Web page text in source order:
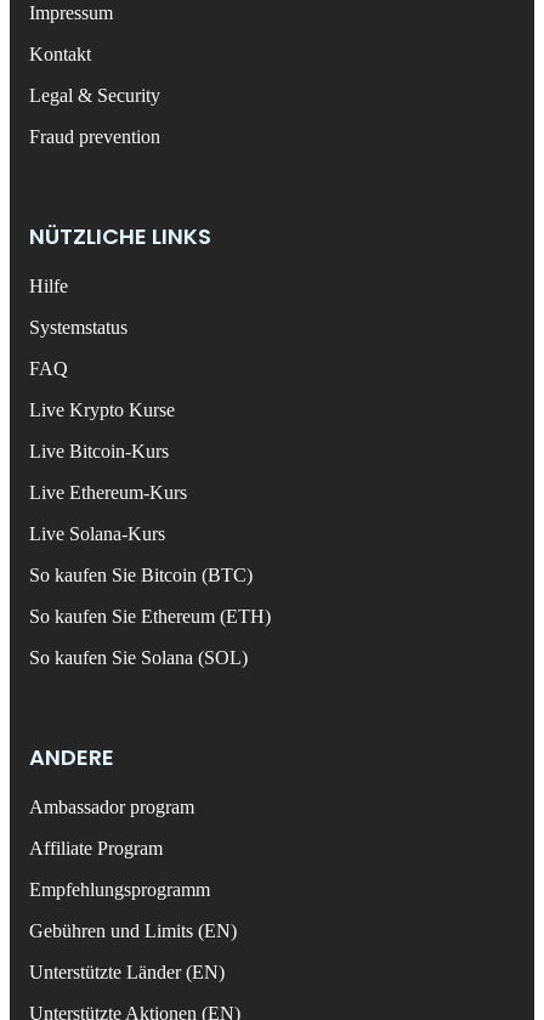
Impressum
Kontakt
Legal & Security
Fraud prevention
NÜTZLICHE LINKS
Hilfe
Systemstatus
FAQ
Live Krypto Kurse
Live Bitcoin-Kurs
Live Ethereum-Kurs
Live Solana-Kurs
So kaufen Sie Bitcoin (BTC)
So kaufen Sie Ethereum (ETH)
So kaufen Sie Solana (SOL)
ANDERE
Ambassador program
Affiliate Program
Empfehlungsprogramm
Gebühren und Limits (EN)
Unterstützte Länder (EN)
Unterstützte Aktionen (EN)